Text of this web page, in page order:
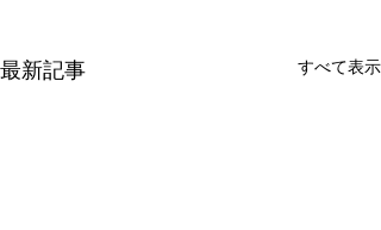
最新記事 すべて表示